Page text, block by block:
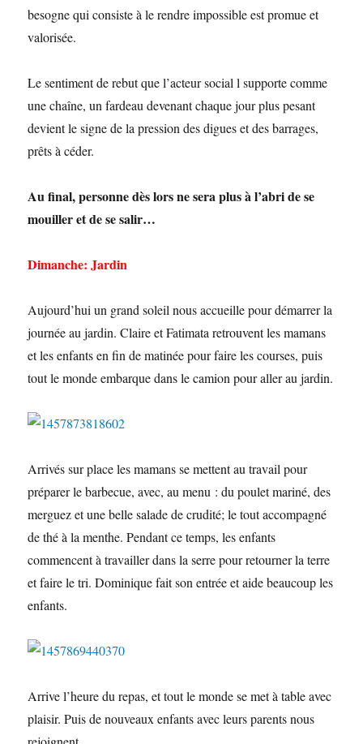
besogne qui consiste à le rendre impossible est promue et
valorisée.
Le sentiment de rebut que l’acteur social l supporte comme
une chaîne, un fardeau devenant chaque jour plus pesant
devient le signe de la pression des digues et des barrages,
prêts à céder.
Au final, personne dès lors ne sera plus à l’abri de se
mouiller et de se salir…
Dimanche: Jardin
Aujourd’hui un grand soleil nous accueille pour démarrer la
journée au jardin. Claire et Fatimata retrouvent les mamans
et les enfants en fin de matinée pour faire les courses, puis
tout le monde embarque dans le camion pour aller au jardin.
Arrivés sur place les mamans se mettent au travail pour
préparer le barbecue, avec, au menu : du poulet mariné, des
merguez et une belle salade de crudité; le tout accompagné
de thé à la menthe. Pendant ce temps, les enfants
commencent à travailler dans la serre pour retourner la terre
et faire le tri. Dominique fait son entrée et aide beaucoup les
enfants.
Arrive l’heure du repas, et tout le monde se met à table avec
plaisir. Puis de nouveaux enfants avec leurs parents nous